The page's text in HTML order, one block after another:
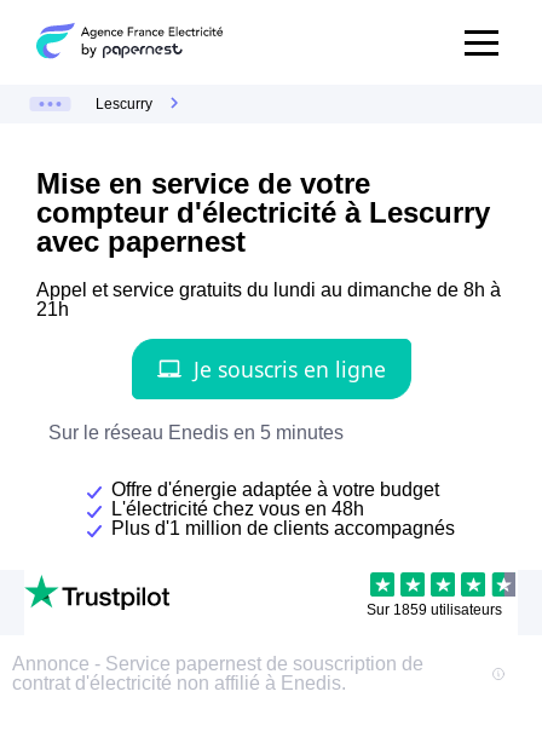
Lescurry